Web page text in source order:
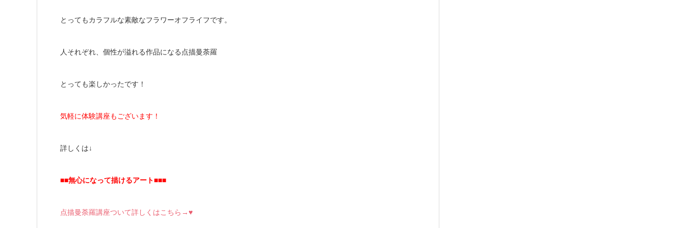
とってもカラフルな素敵なフラワーオフライフです。
人それぞれ、個性が溢れる作品になる点描曼荼羅
とっても楽しかったです！
気軽に体験講座もございます！
詳しくは↓
■■無心になって描けるアート■■■
点描曼荼羅講座ついて詳しくはこちら→♥